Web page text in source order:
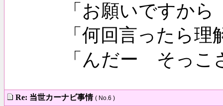
「お願いですから
「何回言ったら理
「んだー そっこさ
Re: 当世カーナビ事情 ( No.6 )